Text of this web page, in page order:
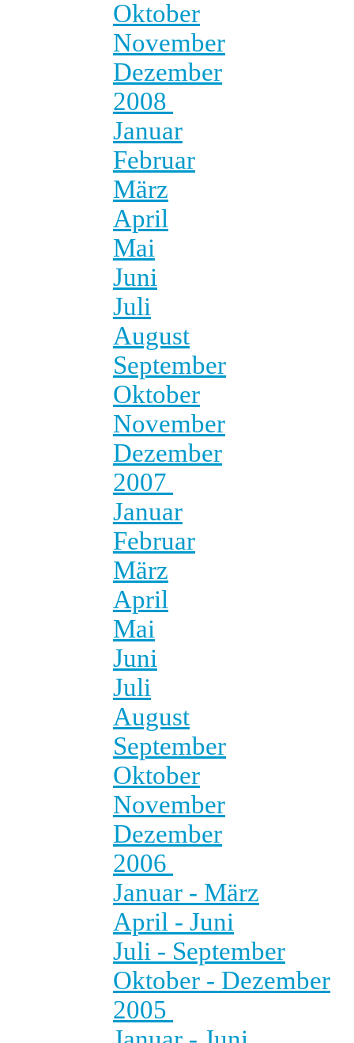
Oktober
November
Dezember
2008
Januar
Februar
März
April
Mai
Juni
Juli
August
September
Oktober
November
Dezember
2007
Januar
Februar
März
April
Mai
Juni
Juli
August
September
Oktober
November
Dezember
2006
Januar - März
April - Juni
Juli - September
Oktober - Dezember
2005